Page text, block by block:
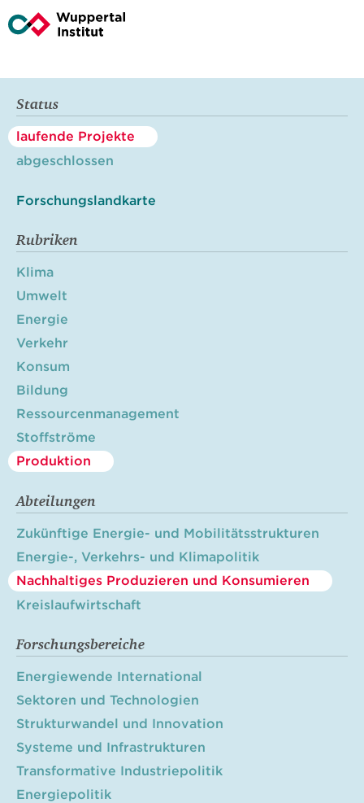
Status
laufende Projekte
abgeschlossen
Forschungslandkarte
Rubriken
Klima
Umwelt
Energie
Verkehr
Konsum
Bildung
Ressourcenmanagement
Stoffströme
Produktion
Abteilungen
Zukünftige Energie- und Mobilitätsstrukturen
Energie-, Verkehrs- und Klimapolitik
Nachhaltiges Produzieren und Konsumieren
Kreislaufwirtschaft
Forschungsbereiche
Energiewende International
Sektoren und Technologien
Strukturwandel und Innovation
Systeme und Infrastrukturen
Transformative Industriepolitik
Energiepolitik